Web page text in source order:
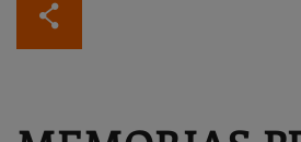
contenido
principal